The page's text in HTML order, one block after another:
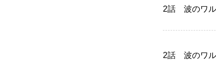
2話 波のワ
2話 波のワ